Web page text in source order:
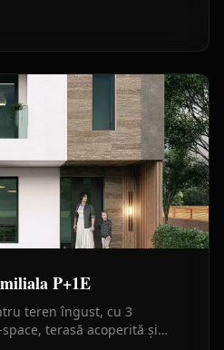
P+1E
teren îngust, cu 3
terasă acoperită și